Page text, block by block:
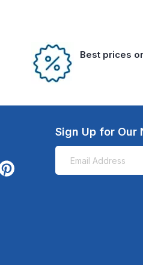
Best prices
Sign Up for Our